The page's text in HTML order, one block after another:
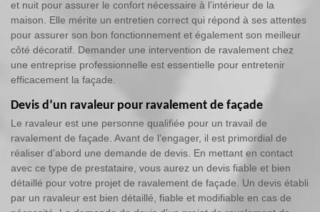
et nuit pour assurer le confort nécessaire à l’intérieur de la
maison. Elle mérite un entretien correct qui répond à ses attentes
pour assurer son bon fonctionnement et également son meilleur
côté décoratif. Demander une intervention de ravalement chez
une entreprise professionnelle est essentielle pour entretenir
efficacement la façade.
Devis d’un ravaleur pour ravalement de façade
Le ravaleur est une personne qualifiée pour un travail de
ravalement de façade. Avant de l’engager, il est primordial de
réaliser d’abord une demande de devis. En mettant en contact
avec ce type de prestataire, vous aurez un devis fiable et bien
détaillé pour votre projet de ravalement de façade. Un devis établi
par un ravaleur est bien détaillé, fiable et modifiable en cas de